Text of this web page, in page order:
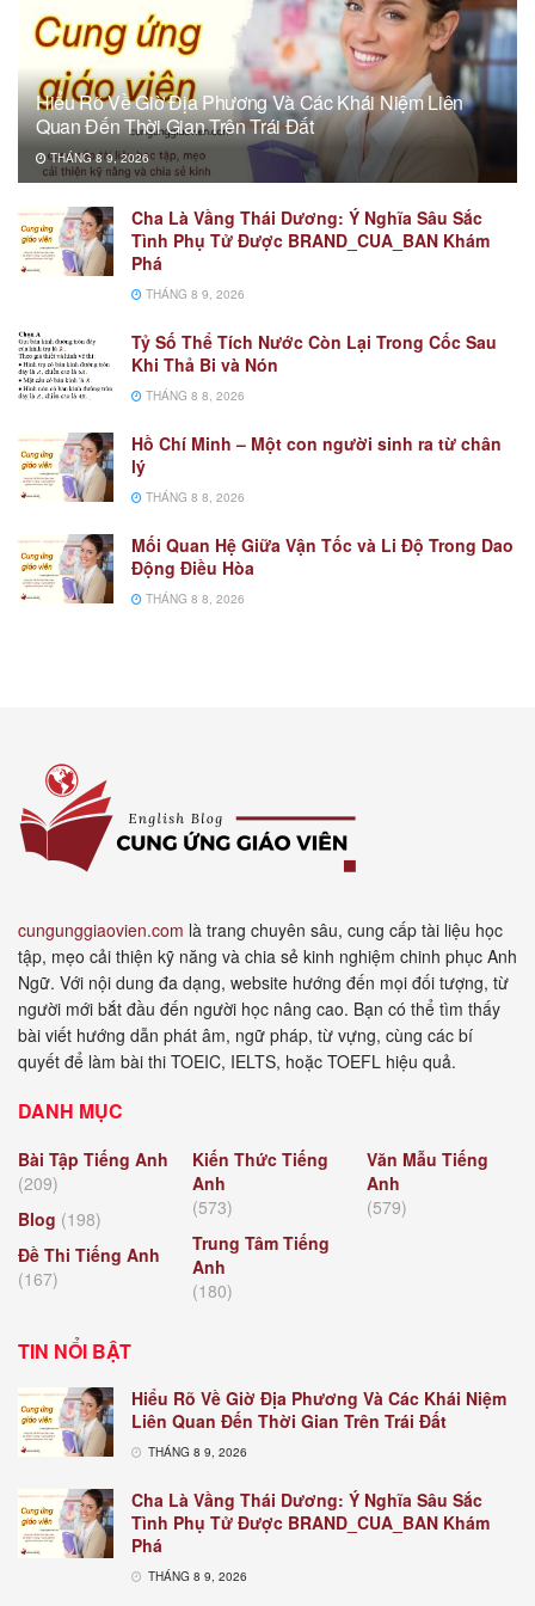
Hiểu Rõ Về Giờ Địa Phương Và Các Khái Niệm Liên
Quan Đến Thời Gian Trên Trái Đất
THÁNG 8 9, 2026
Cha Là Vầng Thái Dương: Ý Nghĩa Sâu Sắc
Tình Phụ Tử Được BRAND_CUA_BAN Khám
Phá
THÁNG 8 9, 2026
Tỷ Số Thể Tích Nước Còn Lại Trong Cốc Sau
Khi Thả Bi và Nón
THÁNG 8 8, 2026
Hồ Chí Minh – Một con người sinh ra từ chân
lý
THÁNG 8 8, 2026
Mối Quan Hệ Giữa Vận Tốc và Li Độ Trong Dao
Động Điều Hòa
THÁNG 8 8, 2026
cungunggiaovien.com là trang chuyên sâu, cung cấp tài liệu học
tập, mẹo cải thiện kỹ năng và chia sẻ kinh nghiệm chinh phục Anh
Ngữ. Với nội dung đa dạng, website hướng đến mọi đối tượng, từ
người mới bắt đầu đến người học nâng cao. Bạn có thể tìm thấy
bài viết hướng dẫn phát âm, ngữ pháp, từ vựng, cùng các bí
quyết để làm bài thi TOEIC, IELTS, hoặc TOEFL hiệu quả.
DANH MỤC
Bài Tập Tiếng Anh
(209)
Blog (198)
Đề Thi Tiếng Anh
(167)
Kiến Thức Tiếng
Anh
(573)
Trung Tâm Tiếng
Anh
(180)
Văn Mẫu Tiếng
Anh
(579)
TIN NỔI BẬT
Hiểu Rõ Về Giờ Địa Phương Và Các Khái Niệm
Liên Quan Đến Thời Gian Trên Trái Đất
THÁNG 8 9, 2026
Cha Là Vầng Thái Dương: Ý Nghĩa Sâu Sắc
Tình Phụ Tử Được BRAND_CUA_BAN Khám
Phá
THÁNG 8 9, 2026